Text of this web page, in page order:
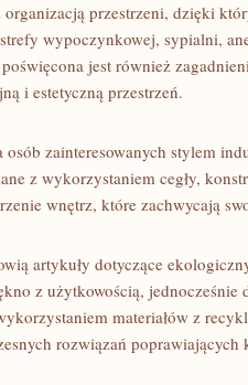
przestrzeni, dzięki
wypoczynkowej, sypialni,
jest również
i estetyczną przestrzeń.
zainteresowanych stylem
z wykorzystaniem cegły,
wnętrz, które zachwycają
artykuły dotyczące
z użytkowością, jednocześnie
materiałów z
rozwiązań poprawiających